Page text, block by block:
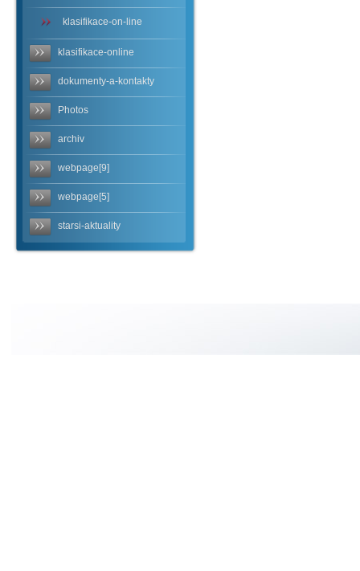
klasifikace-on-line
klasifikace-online
dokumenty-a-kontakty
Photos
archiv
webpage[9]
webpage[5]
starsi-aktuality